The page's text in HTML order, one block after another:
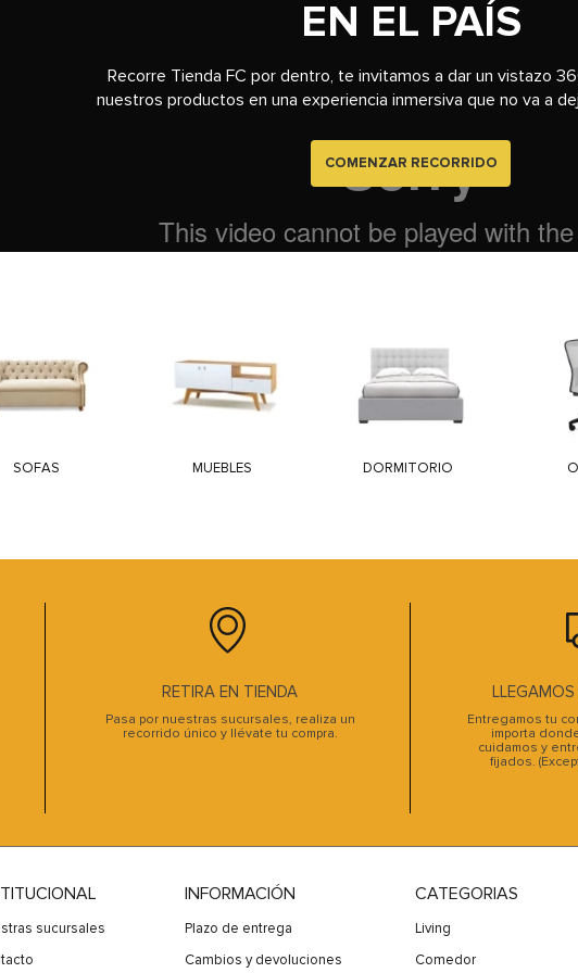
EN EL PAÍS
Recorre Tienda FC por dentro, te invitamos a dar un vistazo
nuestros productos en una experiencia inmersiva que no va a
COMENZAR RECORRIDO
SOFAS MUEBLES DORMITORIO
RETIRA EN TIENDA
Pasa por nuestras sucursales, realiza un
recorrido único y llévate tu compra.
Entregamos tu
importa
cuidamos y
fijados.
sucursales
INFORMACIÓN
Plazo de entrega
Cambios y devoluciones
CATEGORIAS
Living
Comedor